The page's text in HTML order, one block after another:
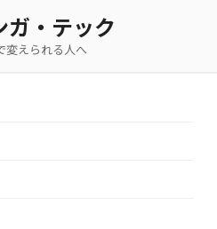
ガ・テック
変えられる人へ